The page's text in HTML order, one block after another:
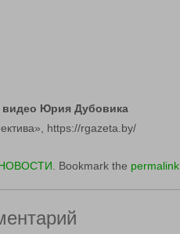
Юрия Дубовика
https://rgazeta.by/
. Bookmark the permalink